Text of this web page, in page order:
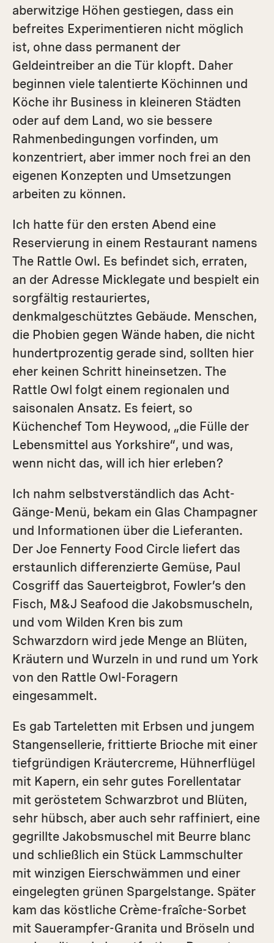
aberwitzige Höhen gestiegen, dass ein
befreites Experimentieren nicht möglich
ist, ohne dass permanent der
Geldeintreiber an die Tür klopft. Daher
beginnen viele talentierte Köchinnen und
Köche ihr Business in kleineren Städten
oder auf dem Land, wo sie bessere
Rahmenbedingungen vorfinden, um
konzen­triert, aber immer noch frei an den
eigenen Konzepten und Umsetzungen
arbeiten zu können.
Ich hatte für den ersten Abend eine
Reservierung in einem Restaurant ­namens
The Rattle Owl. Es befindet sich, erraten,
an der Adresse Micklegate und bespielt ein
sorgfältig restauriertes,
denkmalgeschütztes Gebäude. Menschen,
die Phobien gegen Wände haben, die nicht
hundertprozentig gerade sind, sollten hier
eher keinen Schritt hineinsetzen. The
Rattle Owl folgt einem regionalen und
saisonalen Ansatz. Es feiert, so
Küchenchef Tom Heywood, „die Fülle der
Lebensmittel aus Yorkshire“, und was,
wenn nicht das, will ich hier erleben?
Ich nahm selbstverständlich das Acht-
Gänge-Menü, bekam ein Glas Champagner
und Informationen über die Lieferanten.
Der Joe Fennerty Food Circle liefert das
erstaunlich differenzierte Gemüse, Paul
Cosgriff das Sauerteigbrot, Fowler’s den
Fisch, M&J Seafood die Jakobsmuscheln,
und vom Wilden Kren bis zum
Schwarzdorn wird jede Menge an Blüten,
Kräutern und Wurzeln in und rund um York
von den Rattle Owl-Foragern
eingesammelt.
Es gab Tarteletten mit Erbsen und jungem
­Stangensellerie, frittierte Brioche mit einer
tiefgründigen Kräutercreme, Hühnerflügel
mit Kapern, ein sehr gutes Forellentatar
mit geröstetem Schwarzbrot und Blüten,
sehr hübsch, aber auch sehr raffiniert, eine
gegrillte Jakobsmuschel mit Beurre blanc
und schließlich ein Stück Lammschulter
mit winzigen Eierschwämmen und einer
eingelegten grünen Spargelstange. Später
kam das köstliche Crème-fraîche-Sorbet
mit Sauerampfer-Granita und Bröseln und